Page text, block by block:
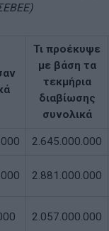
Τι προέκυψε
με βάση τα
τεκμήρια
διαβίωσης
συνολικά
2.645.000.000
2.881.000.000
2.057.000.000